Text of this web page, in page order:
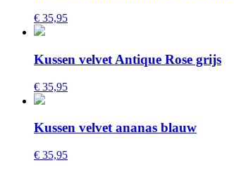
€ 35,95
Kussen velvet Antique Rose grijs
€ 35,95
Kussen velvet ananas blauw
€ 35,95